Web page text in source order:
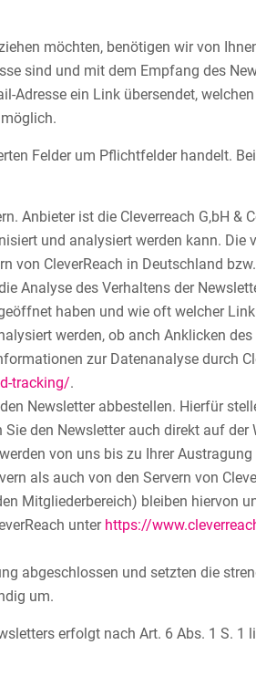
möchten, benötigen wir von
sind und mit dem Empfang des
Adresse ein Link übersendet,
Felder um Pflichtfelder handelt.
Anbieter ist die Cleverreach G,bH &
und analysiert werden kann. Die
von CleverReach in Deutschland
Analyse des Verhaltens der
haben und wie oft welcher
werden, ob anch Anklicken
zur Datenanalyse durch
tracking/.
Newsletter abbestellen. Hierfür
den Newsletter auch direkt auf der
von uns bis zu Ihrer
als auch von den Servern von
Mitgliederbereich) bleiben hiervon
unter https://
abgeschlossen und setzten die
um.
erfolgt nach Art. 6 Abs. 1 S. 1